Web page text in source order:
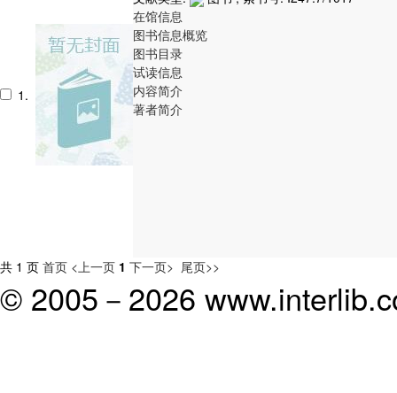
1.
在馆信息
图书信息概览
图书目录
试读信息
内容简介
著者简介
共 1 页 首页 <上一页 1 下一页> 尾页>>
© 2005－ 2026